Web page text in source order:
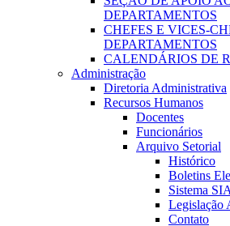
DEPARTAMENTOS
CHEFES E VICES-
DEPARTAMENTOS
CALENDÁRIOS DE
Administração
Diretoria Administrativa
Recursos Humanos
Docentes
Funcionários
Arquivo Setorial
Histórico
Boletins
Sistema
Legislação
Contato